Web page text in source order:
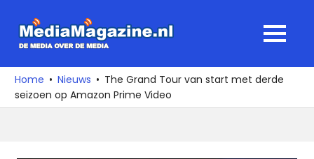
naar
media
over
de
MENU
Home Nieuws
The Grand Tour van start met derde
seizoen op Amazon Prime Video